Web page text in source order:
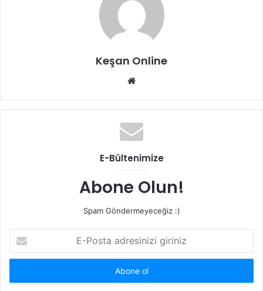
Keşan Online
Web
E-Bültenimize
Abone Olun!
Spam Göndermeyeceğiz :)
Posta
adresinizi